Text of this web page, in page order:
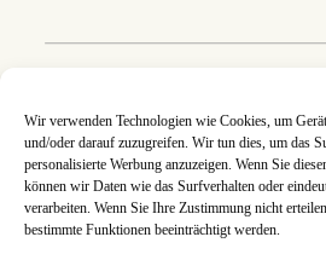
Wir verwenden Technologien wie Cookies, um
und/oder darauf zuzugreifen. Wir tun dies, um das
personalisierte Werbung anzuzeigen. Wenn Sie
können wir Daten wie das Surfverhalten oder
verarbeiten. Wenn Sie Ihre Zustimmung nicht
bestimmte Funktionen beeinträchtigt werden.
Ich fotografiere eure Hochzeit in
und deutschlandweit. An jeder
arbeite ich mit ganzer
sind mir eine
Hochzeitsreportage ist so